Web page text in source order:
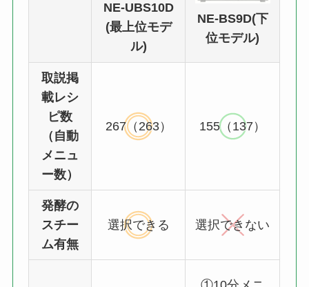
NE-UBS10D
(最上位モデ
ル)
NE-BS9D(下
位モデル)
取説掲
載レシ
ピ数
（自動
メニュ
ー数）
267（263） 155（137）
発酵の
スチー
ム有無
選択できる 選択できない